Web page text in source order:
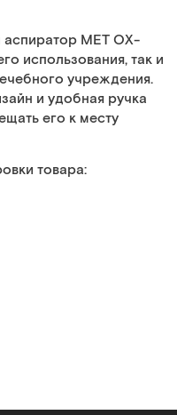
MET OX-
использования, так и
учреждения.
и удобная ручка
его к месту
товара: